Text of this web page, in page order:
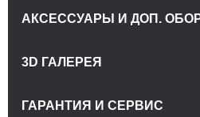
АКСЕССУАРЫ И ДОП.
3D ГАЛЕРЕЯ
ГАРАНТИЯ И СЕРВИС